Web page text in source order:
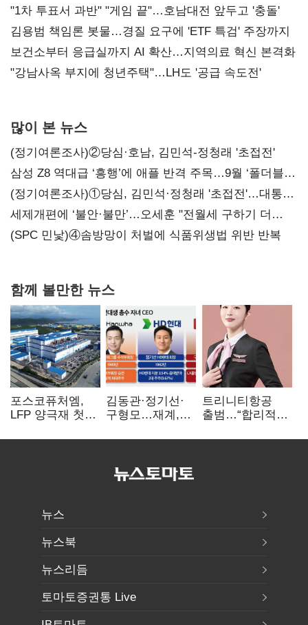
불복'
"1차 투표서 과반" "게임 끝"…호남대전 앞두고 '충돌'
김용범 책임론 봇물…경질 요구에 'ETF 특검' 주장까지
보건소부터 응급실까지 AI 확산…지역의료 혁신 본격화
"강남사옥 부지에 청년주택"…LH도 '공급 속도전'
많이 본 뉴스
(정기여론조사)②당심·호남, 김민석-정청래 '초접전'
삼성 Z8 역대급 ‘흥행’에 애플 반격 주목…9월 ‘폴더블
대전’
(정기여론조사)①당심, 김민석·정청래 '초접전'…대통령
지지도 '50% 아래로'(종합)
세제개편에 ‘불안·불만’…오세훈 "전월세 구하기 더
힘들어질 것"
(SPC 민낯)④솜방망이 처벌에 식품위생법 위반 반복
함께 볼만한 뉴스
포스코퓨처엠,
LFP 양극재 첫
ESS 시장 공략
김동관·정기선·
구형모…재계,
전성시대
트리니티항공
출범…“합리적
서비스로 승부”
뉴스
뉴스북
뉴스리듬
토마토증권통 Live